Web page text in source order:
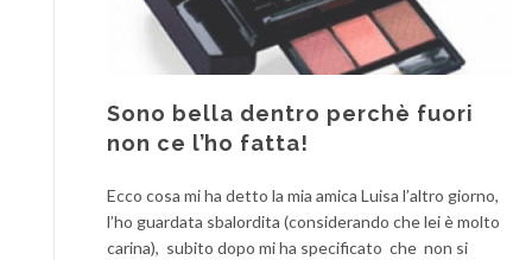
Sono bella dentro perchè fuori
non ce l’ho fatta!
Ecco cosa mi ha detto la mia amica Luisa l’altro giorno,
l’ho guardata sbalordita (considerando che lei è molto
carina), subito dopo mi ha specificato che non si